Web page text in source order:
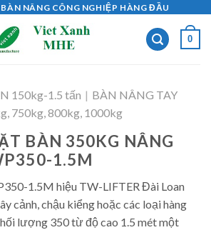
NÂNG CÔNG NGHIỆP HÀNG ĐẦU
0
150kg-1.5 tấn | BÀN NÂNG TAY
750kg, 800kg, 1000kg
BÀN 350KG NÂNG
1.5M
1.5M hiệu TW-LIFTER Đài Loan
cảnh, chậu kiểng hoặc các loại hàng
lượng 350 từ độ cao 1.5 mét một